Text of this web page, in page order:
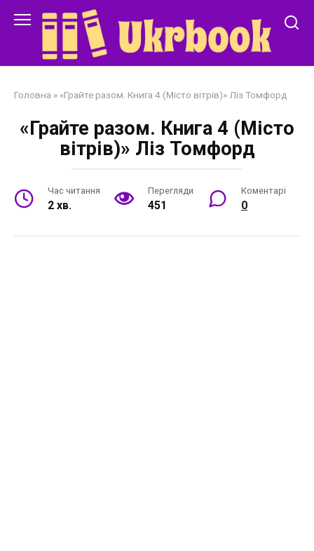
Головна » «Грайте разом. Книга 4 (Місто вітрів)» Ліз Томфорд
«Грайте разом. Книга 4 (Місто
вітрів)» Ліз Томфорд
Час читання
2 хв.
Перегляди
451
Коментарі
0